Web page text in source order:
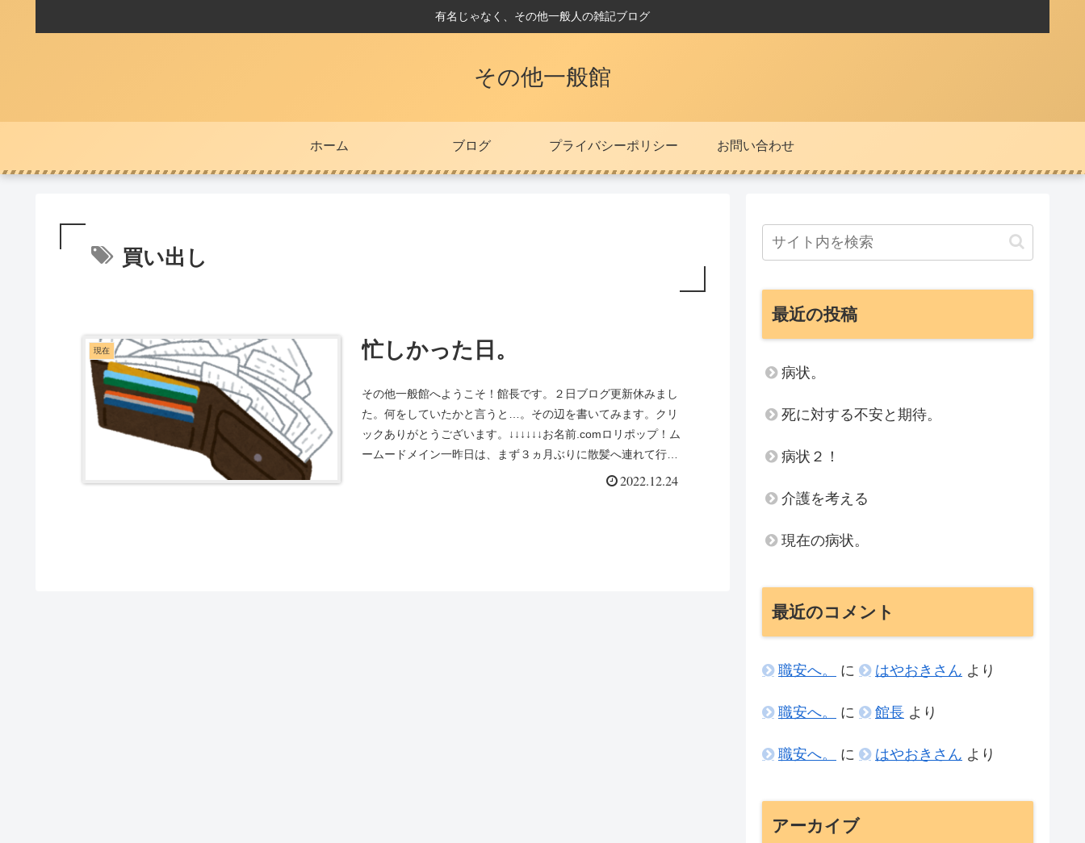
有名じゃなく、その他一般人の雑記ブログ
その他一般館
ホーム ブログ プライバシーポリシー お問い合わせ
買い出し
現在 忙しかった日。
その他一般館へようこそ！館長です。２日ブログ更新休みまし
た。何をしていたかと言うと…。その辺を書いてみます。クリ
ックありがとうございます。↓↓↓↓↓↓お名前.comロリポップ！ム
ームードメイン一昨日は、まず３ヵ月ぶりに散髪へ連れて行っ
2022.12.24
最近の投稿
病状。
死に対する不安と期待。
病状２！
介護を考える
現在の病状。
最近のコメント
職安へ。 に はやおきさん より
職安へ。 に 館長 より
職安へ。 に はやおきさん より
アーカイブ